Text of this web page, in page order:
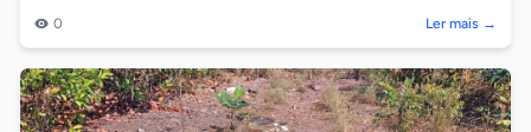
0
Ler mais →